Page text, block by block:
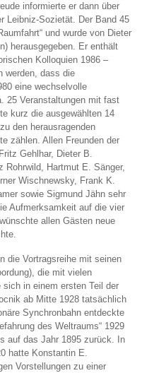
informierte er dann über
Leibniz-Sozietät. Der Band 45
und wurde von Dieter
herausgegeben. Er enthält
Kolloquien 1986 –
werden, dass die
eine wechselvolle
25 Veranstaltungen mit fast
kurz die ausgewählten 14
den herausragenden
zählen. Allen Freunden der
Gehlhar, Dieter B.
Rohrwild, Hartmut E. Sänger,
Wischnewsky, Frank K.
sowie Sigmund Jähn sehr
Aufmerksamkeit auf die vier
allen Gästen neue
die Vortragsreihe mit seinen
die mit vielen
in einem ersten Teil der
ab Mitte 1928 tatsächlich
Synchronbahn entdeckte
des Weltraums“ 1929
auf das Jahr 1895 zurück. In
hatte Konstantin E.
Vorstellungen zu einer